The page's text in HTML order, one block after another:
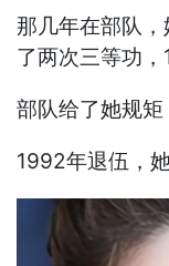
那几年在部队
了两次三等功，
部队给了她规矩
1992年退伍，